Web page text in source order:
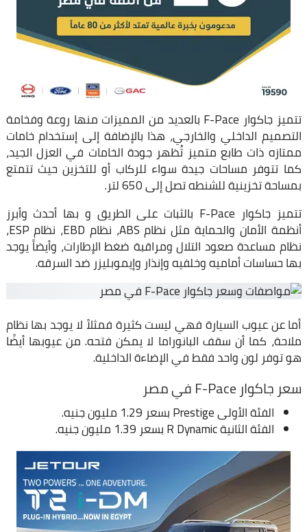
تتميز جاكوار F-Pace بالعديد من المميزات منها روعة وفخامة
التصميم الداخلي والخارجي، هذا بالإضافة إلى إستخدام خامات
ممتازه ذات طابع متميز تُظهر جودة الخامات في العزل الجيد،
كما تتوفر مساحات جيدة سواء للركاب أو للتخزين حيث تتمتع
بمساحة تخزينية للشنطه تصل إلى 650 لتر.
تتميز جاكوار F-Pace بالثبات على الطريق و بها أحدث وأبرز
أنظمة الأمان والحماية مثل نظام ABS، نظام EBD، نظام ESP،
نظام مساعدة صعود التلال ومراقبة ضغط الإطارات، وأيضاً يوجد
بها حساسات أماميه وخلفيه وإنذار وإيموبليزر ضد السرقه.
أما عن عيوب السيارة فهي ليست كثيرة فمثلاً لا يوجد بها نظام
ملاحة، كما أن سقف البانوراما لا يمكن فتحه. من عيوبها أيضًا
هو توفر لون واحد فقط في الإضاءة الداخلية.
سعر جاكوار F-Pace في مصر
الفئة الأولى Prestige بسعر 1.29 مليون جنيه.
الفئة الثانية R Dynamic بسعر 1.39 مليون جنيه.